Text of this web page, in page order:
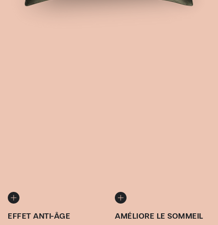
EFFET ANTI-ÂGE AMÉLIORE LE SOMMEIL